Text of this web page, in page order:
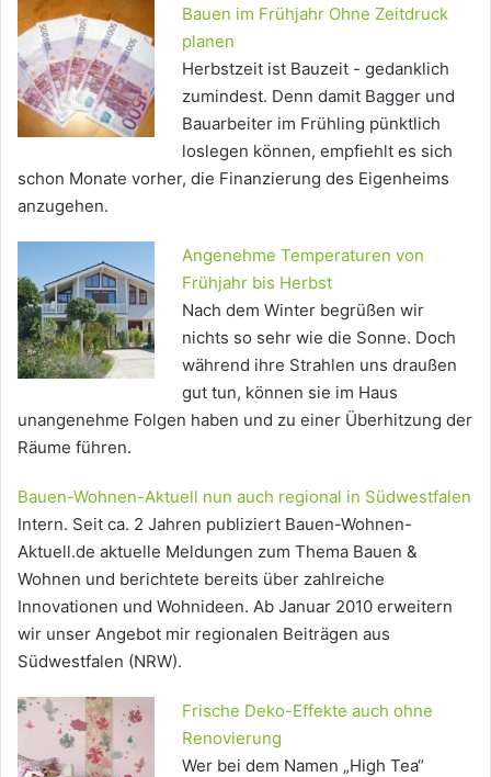
Bauen im Frühjahr Ohne Zeitdruck
planen
Herbstzeit ist Bauzeit - gedanklich
zumindest. Denn damit Bagger und
Bauarbeiter im Frühling pünktlich
loslegen können, empfiehlt es sich
schon Monate vorher, die Finanzierung des Eigenheims
anzugehen.
Angenehme Temperaturen von
Frühjahr bis Herbst
Nach dem Winter begrüßen wir
nichts so sehr wie die Sonne. Doch
während ihre Strahlen uns draußen
gut tun, können sie im Haus
unangenehme Folgen haben und zu einer Überhitzung der
Räume führen.
Bauen-Wohnen-Aktuell nun auch regional in Südwestfalen
Intern. Seit ca. 2 Jahren publiziert Bauen-Wohnen-
Aktuell.de aktuelle Meldungen zum Thema Bauen &
Wohnen und berichtete bereits über zahlreiche
Innovationen und Wohnideen. Ab Januar 2010 erweitern
wir unser Angebot mir regionalen Beiträgen aus
Südwestfalen (NRW).
Frische Deko-Effekte auch ohne
Renovierung
Wer bei dem Namen „High Tea“